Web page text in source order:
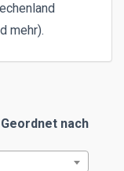
mehr).
Geordnet nach